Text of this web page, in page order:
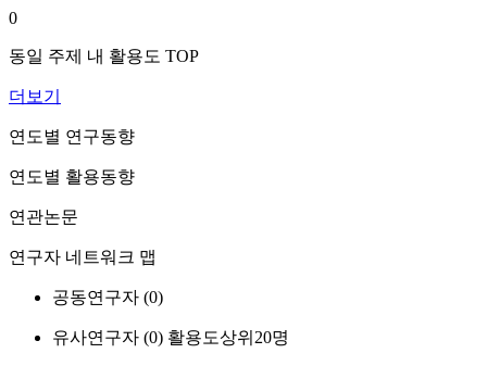
0
동일 주제 내 활용도 TOP
더보기
연도별 연구동향
연도별 활용동향
연관논문
연구자 네트워크 맵
공동연구자 (0)
유사연구자 (0) 활용도상위20명